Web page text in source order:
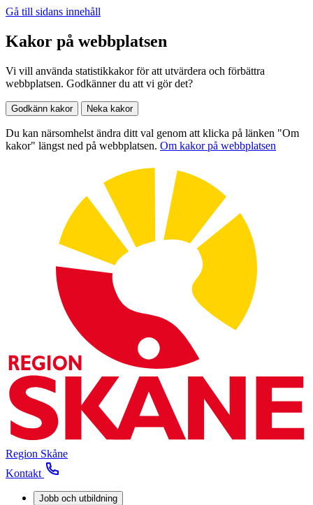
Gå till sidans innehåll
Kakor på webbplatsen
Vi vill använda statistikkakor för att utvärdera och förbättra
webbplatsen. Godkänner du att vi gör det?
Godkänn kakor Neka kakor
Du kan närsomhelst ändra ditt val genom att klicka på länken "Om
kakor" längst ned på webbplatsen. Om kakor på webbplatsen
Region Skåne
Kontakt
Jobb och utbildning